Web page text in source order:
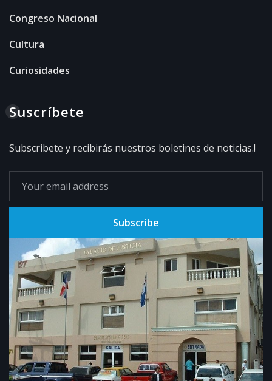
Congreso Nacional
Cultura
Curiosidades
Suscríbete
Subscribete y recibirás nuestros boletines de noticias.!
Subscribe